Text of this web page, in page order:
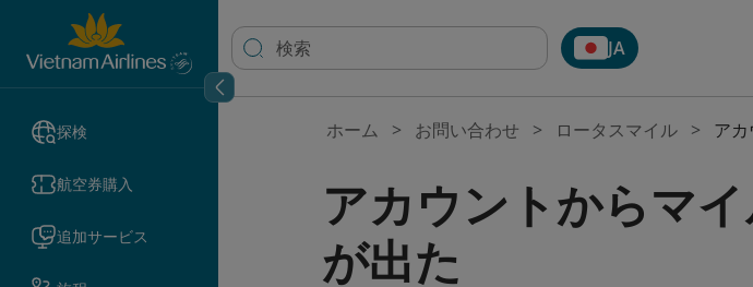
探検
航空券購入
追加サービス
JA
ホーム お問い合わせ ロータスマイル ア
アカウントからマ
が出た